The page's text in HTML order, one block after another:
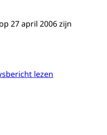
27 april 2006 zijn
lezen